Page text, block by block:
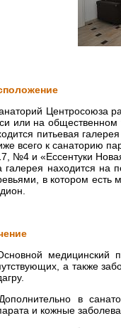
Центросоюза
или на общественном
питьевая
всего к санаторию
№4 и «Ессентуки
галерея находится на
в котором есть
медицинский
а также
в
и кожные